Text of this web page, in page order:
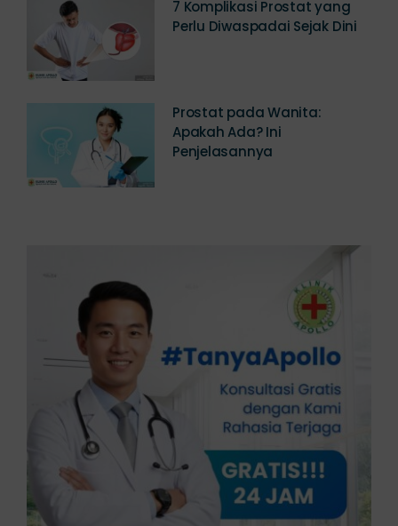
7 Komplikasi Prostat yang
Prostat pada Wanita:
Apakah Ada? Ini